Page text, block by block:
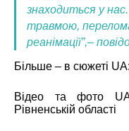
знаходиться у
травмою,
реанімації”,–
Більше – в сюжеті
Відео та фото
Рівненській області